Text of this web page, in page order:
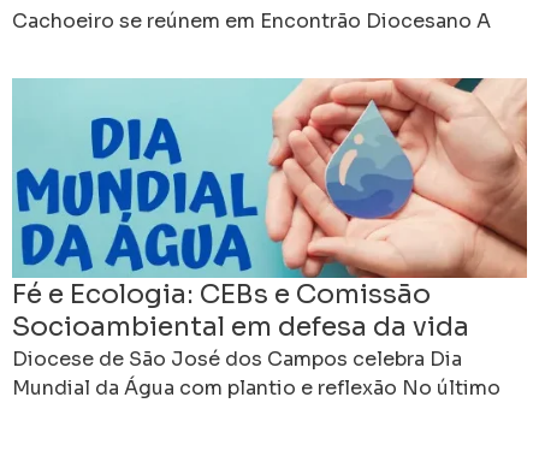
Cachoeiro se reúnem em Encontrão Diocesano A
fim de
Fé e Ecologia: CEBs e Comissão
Socioambiental em defesa da vida
Diocese de São José dos Campos celebra Dia
Mundial da Água com plantio e reflexão No último